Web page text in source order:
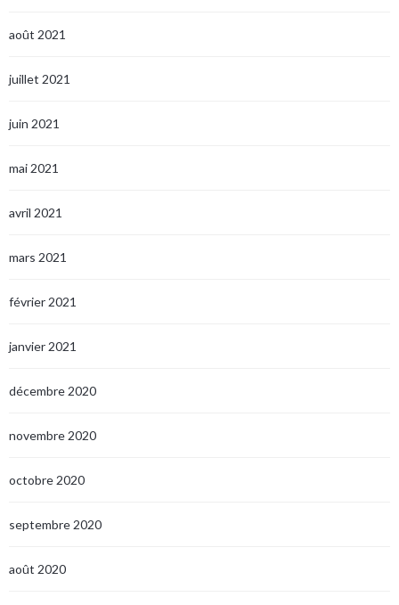
août 2021
juillet 2021
juin 2021
mai 2021
avril 2021
mars 2021
février 2021
janvier 2021
décembre 2020
novembre 2020
octobre 2020
septembre 2020
août 2020